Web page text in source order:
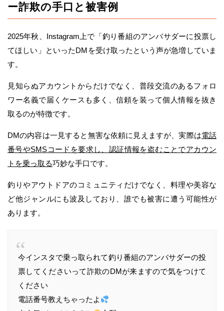
ー詐欺の手口と被害例
2025年秋、Instagram上で「釣り番組のアンバサダーに投票し
てほしい」といったDMを受け取ったという声が急増していま
す。
見知らぬアカウントからだけでなく、普段交流のあるフォロ
ワー名義で届くケースも多く、信頼を装って個人情報を抜き
取るのが特徴です。
DMの内容は一見すると無害な依頼に見えますが、実際は電話
番号やSMSコードを要求し、認証情報を盗むことでアカウン
トを乗っ取る巧妙な手口です。
釣りやアウトドアのコミュニティだけでなく、料理や美容な
ど他ジャンルにも波及しており、誰でも被害に遭う可能性が
あります。
今インスタで乗っ取られて釣り番組のアンバサダーの投
票してくださいって詐欺のDMが来ますので気をつけて
ください
電話番号教えちゃったよ